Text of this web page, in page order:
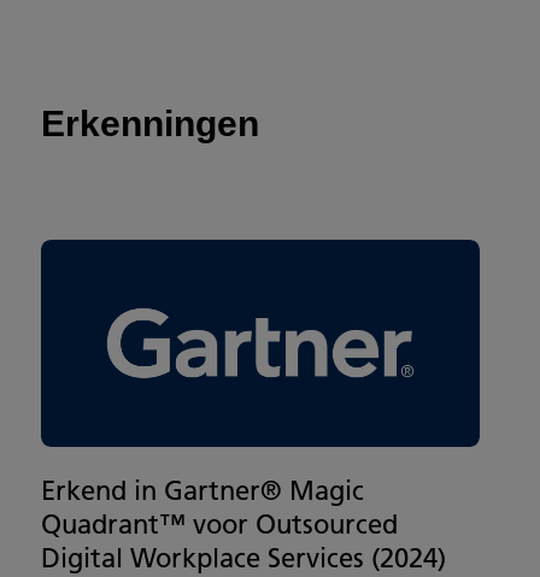
Erkenningen
Erkend in Gartner® Magic
Quadrant™ voor Outsourced
Digital Workplace Services (2024)